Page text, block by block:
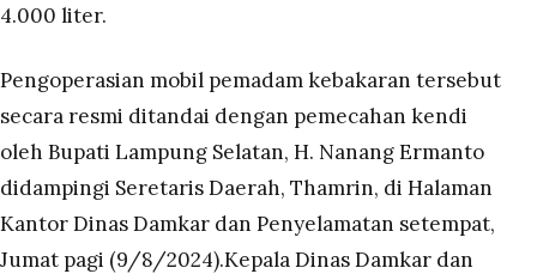
4.000 liter.
Pengoperasian mobil pemadam kebakaran tersebut
secara resmi ditandai dengan pemecahan kendi
oleh Bupati Lampung Selatan, H. Nanang Ermanto
didampingi Seretaris Daerah, Thamrin, di Halaman
Kantor Dinas Damkar dan Penyelamatan setempat,
Jumat pagi (9/8/2024).Kepala Dinas Damkar dan